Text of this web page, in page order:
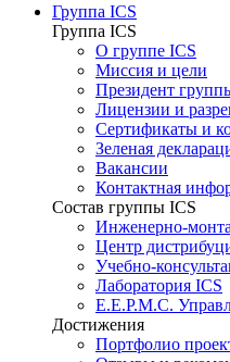
Группа ICS
Группа ICS
О группе ICS
Миссия и цели
Президент
Лицензии и
Сертификаты и
Зеленая
Вакансии
Контактная
Состав группы ICS
Инженерно-
Центр
Учебно-
Лаборатория ICS
E.E.P.M.C.
Достижения
Портфолио